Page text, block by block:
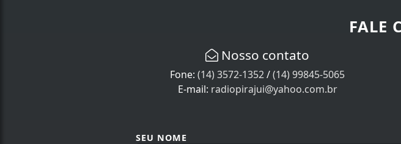
FALE
Nosso contato
Fone:(14) 3572-1352/(14) 99845-5065
E-mail: radiopirajui@yahoo.com.br
SEU NOME